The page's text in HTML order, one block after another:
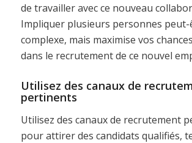
de travailler avec ce nouveau
Impliquer plusieurs personnes
complexe, mais maximise vos
dans le recrutement de ce nouvel
Utilisez des canaux de
pertinents
Utilisez des canaux de recrutement
pour attirer des candidats qualifiés,